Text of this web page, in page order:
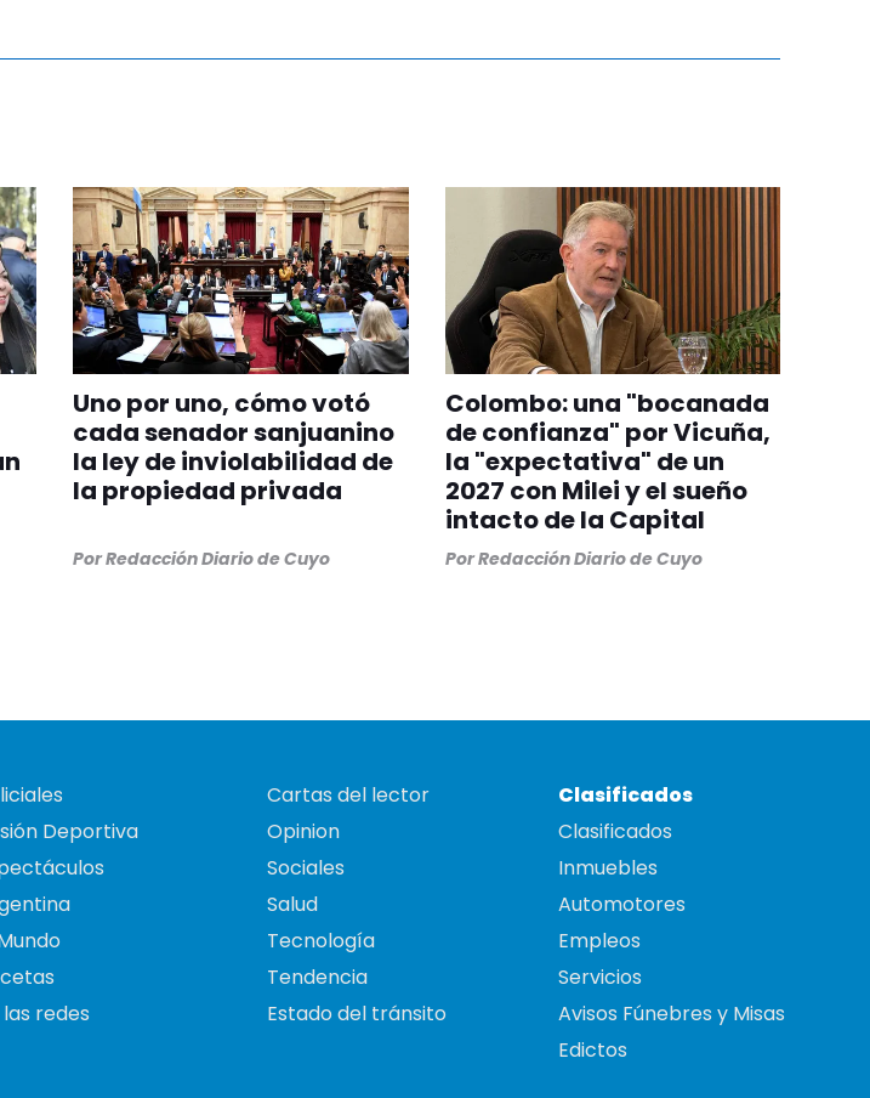
Uno por uno, cómo votó
cada senador sanjuanino
la ley de inviolabilidad de
la propiedad privada
PorRedacción Diario de Cuyo
Colombo: una "bocanada
de confianza" por Vicuña,
la "expectativa" de un
2027 con Milei y el sueño
intacto de la Capital
PorRedacción Diario de Cuyo
Deportiva
las redes
Cartas del lector
Opinion
Sociales
Salud
Tecnología
Tendencia
Estado del tránsito
Clasificados
Clasificados
Inmuebles
Automotores
Empleos
Servicios
Avisos Fúnebres y Misas
Edictos